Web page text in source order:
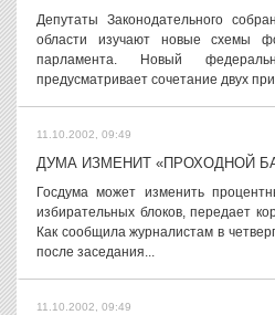
Депутаты Законодательного
области изучают новые схемы
парламента. Новый
предусматривает сочетание двух
11.10.2002, 09:49
ДУМА ИЗМЕНИТ «ПРОХОДНОЙ
Госдума может изменить
избирательных блоков, передает
Как сообщила журналистам в
после заседания...
11.10.2002, 09:49